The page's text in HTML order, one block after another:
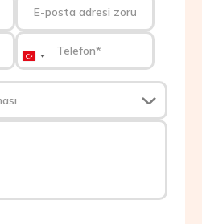
Turkey
+90